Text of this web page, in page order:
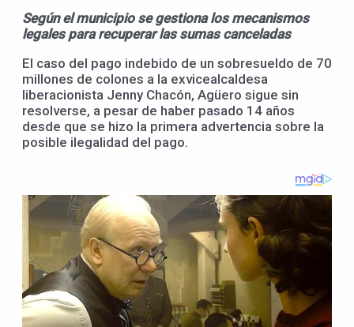
Según el municipio se gestiona los mecanismos
legales para recuperar las sumas canceladas
El caso del pago indebido de un sobresueldo de 70
millones de colones a la exvicealcaldesa
liberacionista Jenny Chacón, Agüero sigue sin
resolverse, a pesar de haber pasado 14 años
desde que se hizo la primera advertencia sobre la
posible ilegalidad del pago.